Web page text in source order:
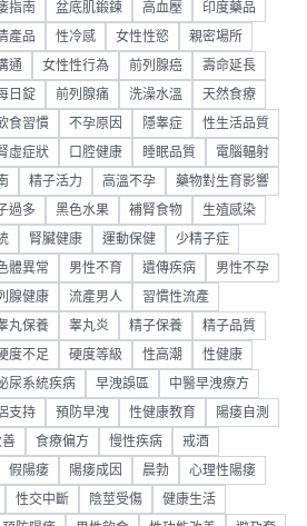
指南 盆底肌鍛鍊 高血壓 印度藥品
產品 性冷感 女性性慾 親密場所
通 女性性行為 前列腺癌 壽命延長
日錠 前列腺痛 洗澡水溫 天然食療
食習慣 不孕原因 隱睾症 性生活品質
虛症狀 口腔健康 睡眠品質 電腦輻射
精子活力 高溫不孕 藥物對生育影響
過多 黑色水果 補腎食物 生殖感染
腎臟健康 運動保健 少精子症
體異常 男性不育 遺傳疾病 男性不孕
腺健康 流產男人 習慣性流產
丸保養 睾丸炎 精子保養 精子品質
度不足 硬度等級 性高潮 性健康
尿系統疾病 早洩誤區 中醫早洩療方
支持 預防早洩 性健康教育 陽痿自測
善 食療偏方 慢性疾病 戒酒
假陽痿 陽痿成因 晨勃 心理性陽痿
性交中斷 陰莖受傷 健康生活